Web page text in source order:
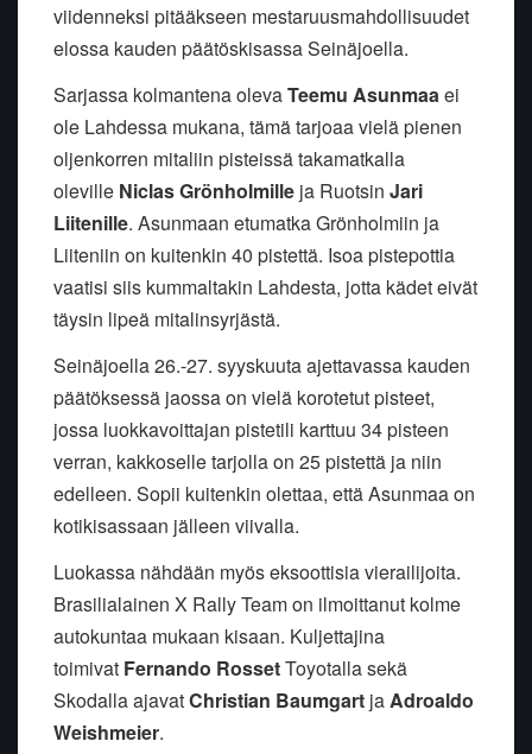
viidenneksi pitääkseen mestaruusmahdollisuudet
elossa kauden päätöskisassa Seinäjoella.
Sarjassa kolmantena olevaTeemu Asunmaaei
ole Lahdessa mukana, tämä tarjoaa vielä pienen
oljenkorren mitaliin pisteissä takamatkalla
oleville Niclas Grönholmille ja Ruotsin Jari
Liitenille. Asunmaan etumatka Grönholmiin ja
Liiteniin on kuitenkin 40 pistettä. Isoa pistepottia
vaatisi siis kummaltakin Lahdesta, jotta kädet eivät
täysin lipeä mitalinsyrjästä.
Seinäjoella 26.-27. syyskuuta ajettavassa kauden
päätöksessä jaossa on vielä korotetut pisteet,
jossa luokkavoittajan pistetili karttuu 34 pisteen
verran, kakkoselle tarjolla on 25 pistettä ja niin
edelleen. Sopii kuitenkin olettaa, että Asunmaa on
kotikisassaan jälleen viivalla.
Luokassa nähdään myös eksoottisia vierailijoita.
Brasilialainen X Rally Team on ilmoittanut kolme
autokuntaa mukaan kisaan. Kuljettajina
toimivat Fernando RossetToyotalla sekä
Skodalla ajavatChristian Baumgart jaAdroaldo
Weishmeier.